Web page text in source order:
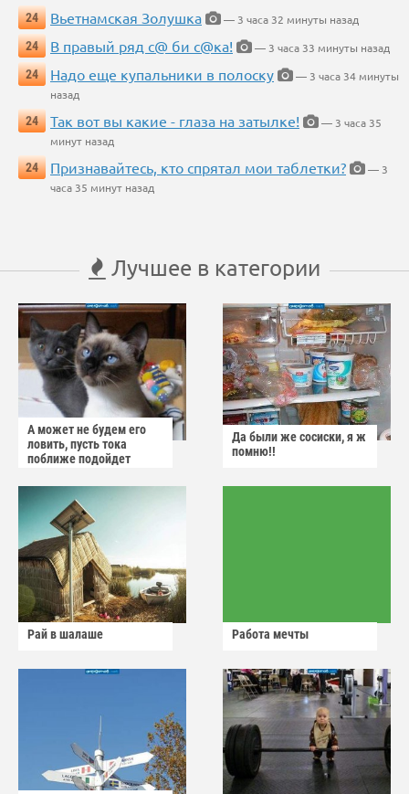
24
Вьетнамская Золушка
— 3 часа 32 минуты назад
24
В правый ряд с@ би с@ка!
— 3 часа 33 минуты назад
24
Надо еще купальники в полоску
— 3 часа 34 минуты
назад
24
Так вот вы какие - глаза на затылке!
— 3 часа 35
минут назад
24
Признавайтесь, кто спрятал мои таблетки?
— 3
часа 35 минут назад
Лучшее в категории
А может не будем его
ловить, пусть тока
поближе подойдет
Да были же сосиски, я ж
помню!!
Рай в шалаше Работа мечты